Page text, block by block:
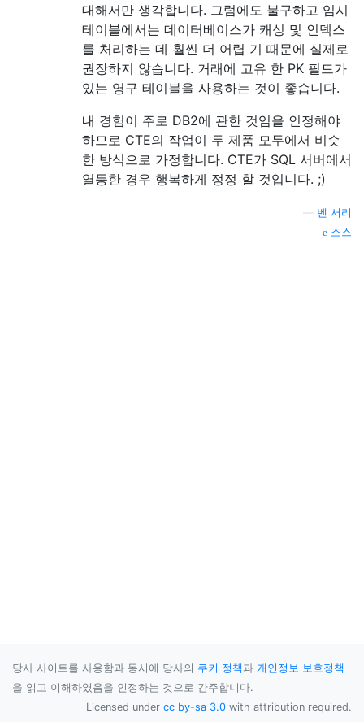
대해서만 생각합니다. 그럼에도 불구하고 임시
테이블에서는 데이터베이스가 캐싱 및 인덱스
를 처리하는 데 훨씬 더 어렵 기 때문에 실제로
권장하지 않습니다. 거래에 고유 한 PK 필드가
있는 영구 테이블을 사용하는 것이 좋습니다.
내 경험이 주로 DB2에 관한 것임을 인정해야
하므로 CTE의 작업이 두 제품 모두에서 비슷
한 방식으로 가정합니다. CTE가 SQL 서버에서
열등한 경우 행복하게 정정 할 것입니다. ;)
벤 서리
소스
당사 사이트를 사용함과 동시에 당사의 쿠키 정책과 개인정보 보호정책
을 읽고 이해하였음을 인정하는 것으로 간주합니다.
Licensed under cc by-sa 3.0 with attribution required.